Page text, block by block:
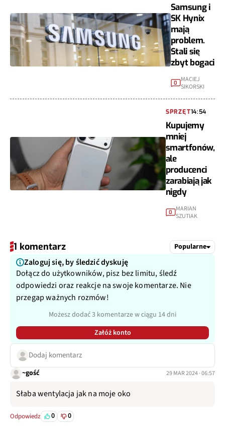
Samsung i
SK Hynix
mają
problem.
Stali się
zbyt bogaci
0 MACIEJ
SIKORSKI
SPRZĘT14:54
Kupujemy
mniej
smartfonów,
ale
producenci
zarabiają jak
nigdy
0 MARIAN
SZUTIAK
1 komentarz Popularne
Zaloguj się, by śledzić dyskuję
Dołącz do użytkowników, pisz bez limitu, śledź
odpowiedzi oraz reakcje na swoje komentarze. Nie
przegap ważnych rozmów!
Możesz dodać 3 komentarze w ciągu 14 dni
Załóż konto
Dodaj komentarz
~gość 29 MAR 2024 · 06:57
Słaba wentylacja jak na moje oko
Odpowiedz 0 0